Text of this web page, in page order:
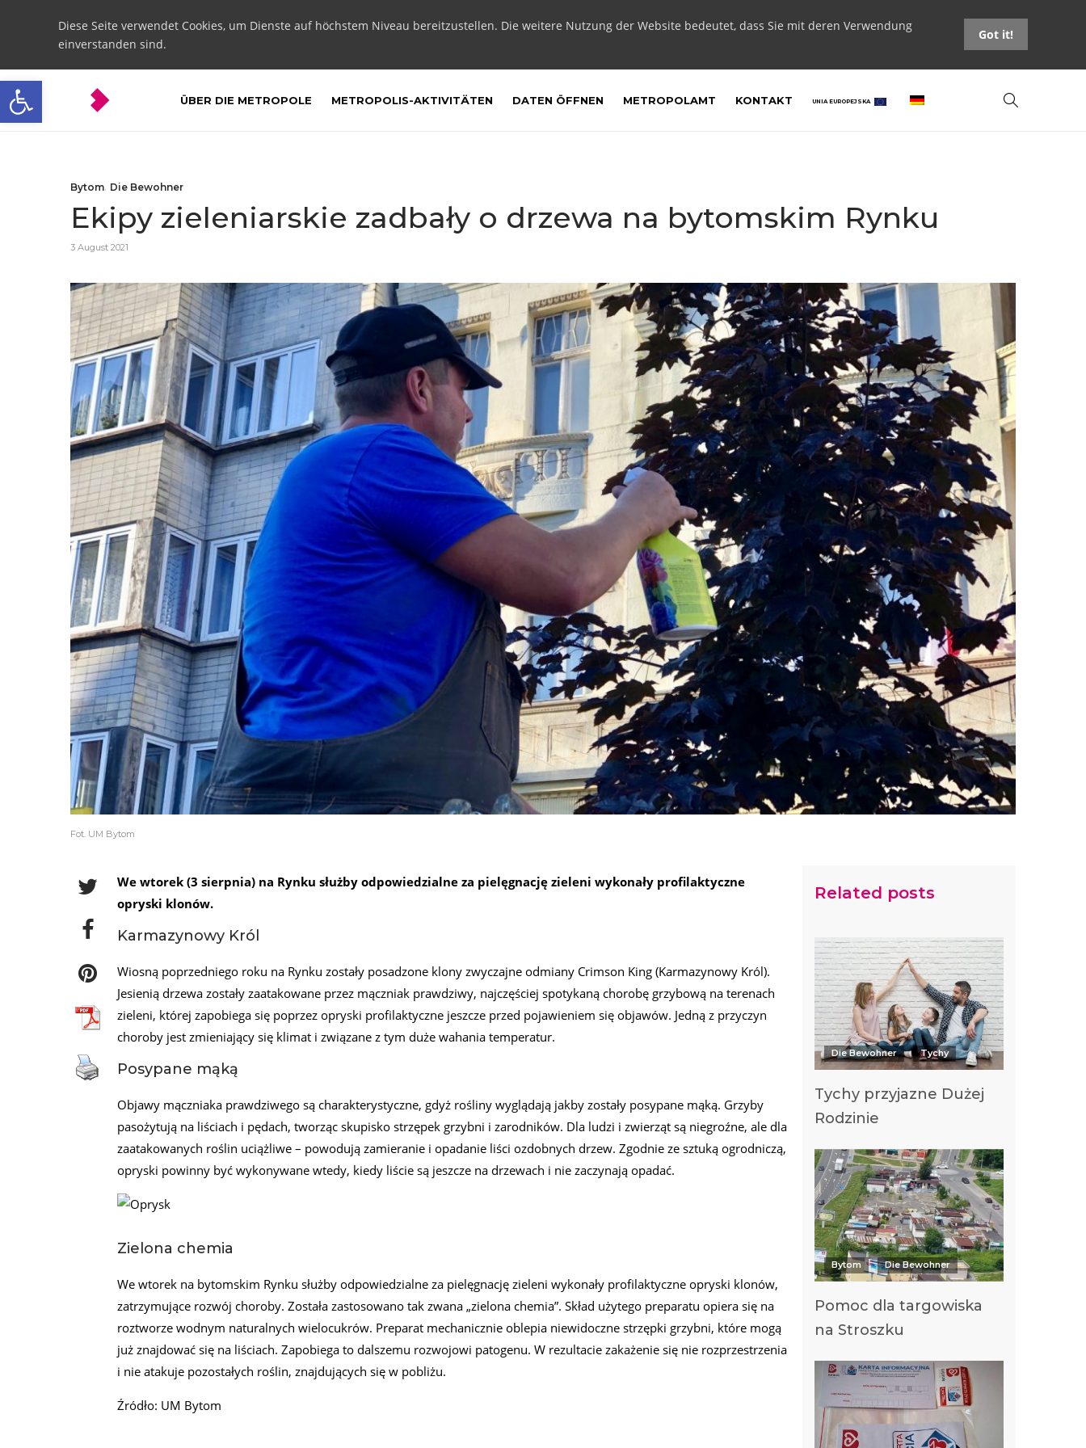
Open toolbar
Diese Seite verwendet Cookies, um Dienste auf höchstem Niveau bereitzustellen. Die weitere Nutzung der Website bedeutet, dass Sie mit deren Verwendung
einverstanden sind.
Got it!
ÜBER DIE METROPOLE METROPOLIS-AKTIVITÄTEN DATEN ÖFFNEN METROPOLAMT KONTAKT UNIA EUROPEJSKA
Bytom, Die Bewohner
Ekipy zieleniarskie zadbały o drzewa na bytomskim Rynku
3 August 2021
Fot. UM Bytom
We wtorek (3 sierpnia) na Rynku służby odpowiedzialne za pielęgnację zieleni wykonały profilaktyczne
opryski klonów.
Karmazynowy Król
Wiosną poprzedniego roku na Rynku zostały posadzone klony zwyczajne odmiany Crimson King (Karmazynowy Król).
Jesienią drzewa zostały zaatakowane przez mączniak prawdziwy, najczęściej spotykaną chorobę grzybową na terenach
zieleni, której zapobiega się poprzez opryski profilaktyczne jeszcze przed pojawieniem się objawów. Jedną z przyczyn
choroby jest zmieniający się klimat i związane z tym duże wahania temperatur.
Posypane mąką
Objawy mączniaka prawdziwego są charakterystyczne, gdyż rośliny wyglądają jakby zostały posypane mąką. Grzyby
pasożytują na liściach i pędach, tworząc skupisko strzępek grzybni i zarodników. Dla ludzi i zwierząt są niegroźne, ale dla
zaatakowanych roślin uciążliwe – powodują zamieranie i opadanie liści ozdobnych drzew. Zgodnie ze sztuką ogrodniczą,
opryski powinny być wykonywane wtedy, kiedy liście są jeszcze na drzewach i nie zaczynają opadać.
Zielona chemia
We wtorek na bytomskim Rynku służby odpowiedzialne za pielęgnację zieleni wykonały profilaktyczne opryski klonów,
zatrzymujące rozwój choroby. Została zastosowano tak zwana „zielona chemia”. Skład użytego preparatu opiera się na
roztworze wodnym naturalnych wielocukrów. Preparat mechanicznie oblepia niewidoczne strzępki grzybni, które mogą
już znajdować się na liściach. Zapobiega to dalszemu rozwojowi patogenu. W rezultacie zakażenie się nie rozprzestrzenia
i nie atakuje pozostałych roślin, znajdujących się w pobliżu.
Źródło: UM Bytom
Related posts
Die Bewohner Tychy
Tychy przyjazne Dużej
Rodzinie
Bytom Die Bewohner
Pomoc dla targowiska
na Stroszku